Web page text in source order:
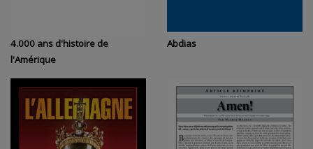
4.000 ans d'histoire de
l'Amérique
Abdias